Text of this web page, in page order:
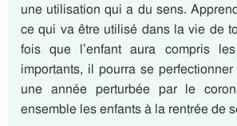
une utilisation qui a du sens.
ce qui va être utilisé dans la vie de
fois que l’enfant aura compris
importants, il pourra se
une année perturbée par le
ensemble les enfants à la rentrée de